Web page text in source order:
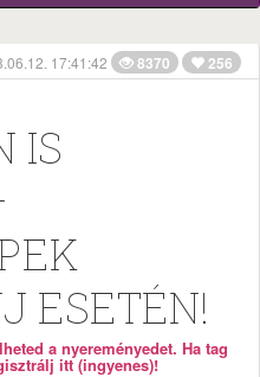
17:41:42 8370 256
IS
ESETÉN!
a nyereményedet. Ha tag
itt (ingyenes)!